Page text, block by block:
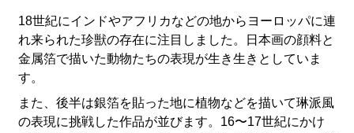
18世紀にインドやアフリカなどの地からヨーロッパに連
れ来られた珍獣の存在に注目しました。日本画の顔料と
金属箔で描いた動物たちの表現が生き生きとしていま
す。
また、後半は銀箔を貼った地に植物などを描いて琳派風
の表現に挑戦した作品が並びます。16〜17世紀にかけ